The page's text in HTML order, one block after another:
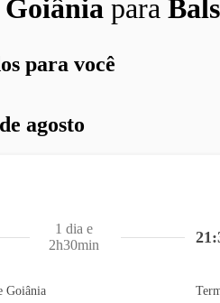
Goiânia para
para você
agosto
Goiânia
1 dia e
2h30min